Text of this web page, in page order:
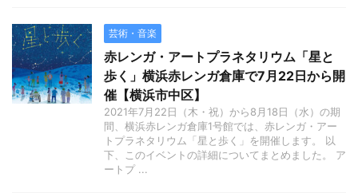
芸術・音楽
赤レンガ・アートプラネタリウム「星と
歩く」横浜赤レンガ倉庫で7月22日から開
催【横浜市中区】
2021年7月22日（木・祝）から8月18日（水）の期
間、横浜赤レンガ倉庫1号館では、赤レンガ・アー
トプラネタリウム「星と歩く」を開催します。 以
下、このイベントの詳細についてまとめました。 ア
ートプ ...